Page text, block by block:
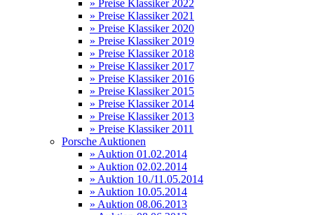
» Preise Klassiker 2022
» Preise Klassiker 2021
» Preise Klassiker 2020
» Preise Klassiker 2019
» Preise Klassiker 2018
» Preise Klassiker 2017
» Preise Klassiker 2016
» Preise Klassiker 2015
» Preise Klassiker 2014
» Preise Klassiker 2013
» Preise Klassiker 2011
Porsche Auktionen
» Auktion 01.02.2014
» Auktion 02.02.2014
» Auktion 10./11.05.2014
» Auktion 10.05.2014
» Auktion 08.06.2013